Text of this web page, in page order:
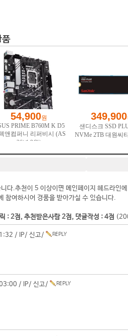
다.추천이 5 이상이면 메인페이지 헤드라인
참여하시어 경품을 받아가실 수 있습니다.
: 2점, 추천받은사람 2점, 댓글작성 : 4점
/ IP/ 신고/
/ IP/ 신고/